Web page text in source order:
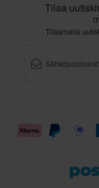
Tilaa
Tilaamalla